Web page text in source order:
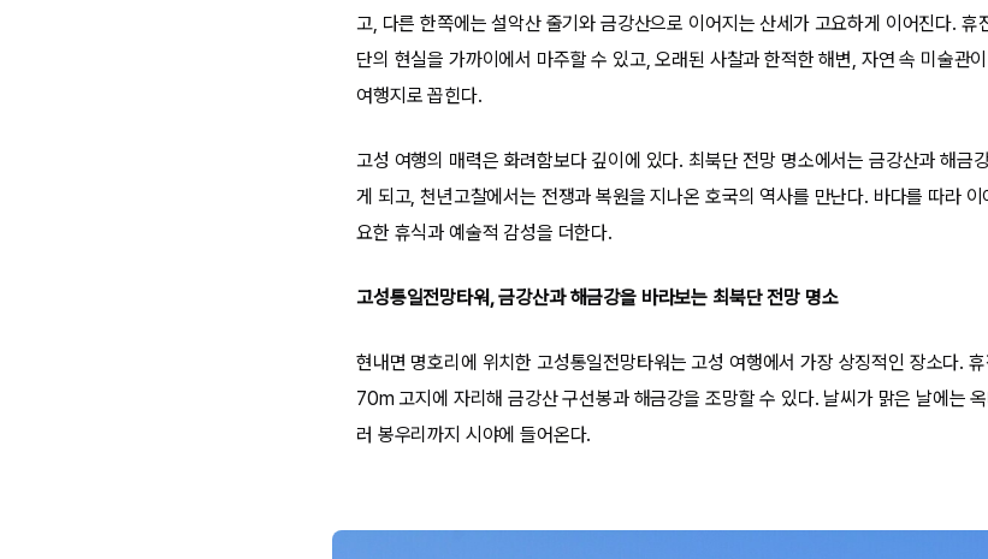
고, 다른 한쪽에는 설악산 줄기와 금강산으로 이어지는 산세가 고요하게 이어진다. 휴
단의 현실을 가까이에서 마주할 수 있고, 오래된 사찰과 한적한 해변, 자연 속 미술관
여행지로 꼽힌다.
고성 여행의 매력은 화려함보다 깊이에 있다. 최북단 전망 명소에서는 금강산과 해금
게 되고, 천년고찰에서는 전쟁과 복원을 지나온 호국의 역사를 만난다. 바다를 따라
요한 휴식과 예술적 감성을 더한다.
고성통일전망타워, 금강산과 해금강을 바라보는 최북단 전망 명소
현내면 명호리에 위치한 고성통일전망타워는 고성 여행에서 가장 상징적인 장소다.
70m 고지에 자리해 금강산 구선봉과 해금강을 조망할 수 있다. 날씨가 맑은 날에는
러 봉우리까지 시야에 들어온다.